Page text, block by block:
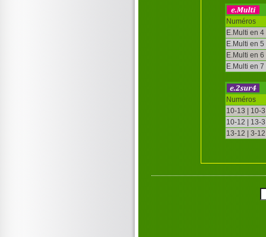
Numéros
E.Multi en 4
E.Multi en 5
E.Multi en 6
E.Multi en 7
Numéros
10-13 | 10-3
10-12 | 13-3
13-12 | 3-12